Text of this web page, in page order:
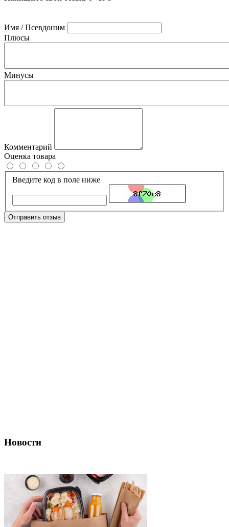
Имя / Псевдоним
Плюсы
Минусы
Комментарий
Оценка товара
Введите код в поле ниже
Отправить отзыв
Новости